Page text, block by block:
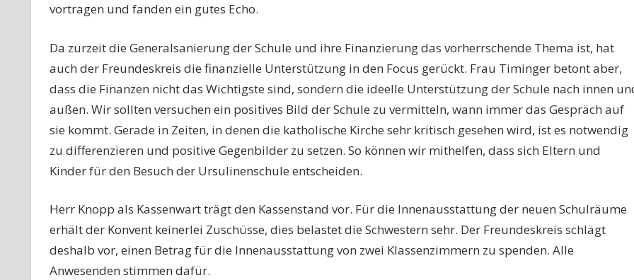
vortragen und fanden ein gutes Echo.
Da zurzeit die Generalsanierung der Schule und ihre Finanzierung das vorherrschende Thema ist, hat
auch der Freundeskreis die finanzielle Unterstützung in den Focus gerückt. Frau Timinger betont aber,
dass die Finanzen nicht das Wichtigste sind, sondern die ideelle Unterstützung der Schule nach innen
außen. Wir sollten versuchen ein positives Bild der Schule zu vermitteln, wann immer das Gespräch auf
sie kommt. Gerade in Zeiten, in denen die katholische Kirche sehr kritisch gesehen wird, ist es notwendig
zu differenzieren und positive Gegenbilder zu setzen. So können wir mithelfen, dass sich Eltern und
Kinder für den Besuch der Ursulinenschule entscheiden.
Herr Knopp als Kassenwart trägt den Kassenstand vor. Für die Innenausstattung der neuen Schulräume
erhält der Konvent keinerlei Zuschüsse, dies belastet die Schwestern sehr. Der Freundeskreis schlägt
deshalb vor, einen Betrag für die Innenausstattung von zwei Klassenzimmern zu spenden. Alle
Anwesenden stimmen dafür.